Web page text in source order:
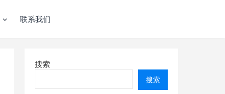
联系我们
搜索
搜索